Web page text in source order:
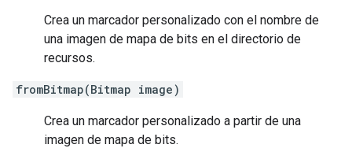
Crea un marcador personalizado con el nombre de
una imagen de mapa de bits en el directorio de
recursos.
fromBitmap(Bitmap image)
Crea un marcador personalizado a partir de una
imagen de mapa de bits.